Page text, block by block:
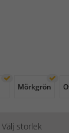
Mörkgrön
Välj storlek